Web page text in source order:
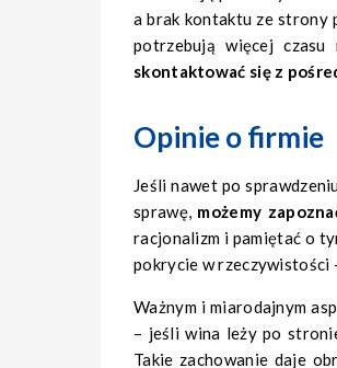
a brak kontaktu ze strony
potrzebują więcej
skontaktować się z
Opinie o firmie
Jeśli nawet po
sprawę, możemy
racjonalizm i pamiętać o
pokrycie w rzeczywistości
Ważnym i miarodajnym
– jeśli wina leży po
Takie zachowanie daje